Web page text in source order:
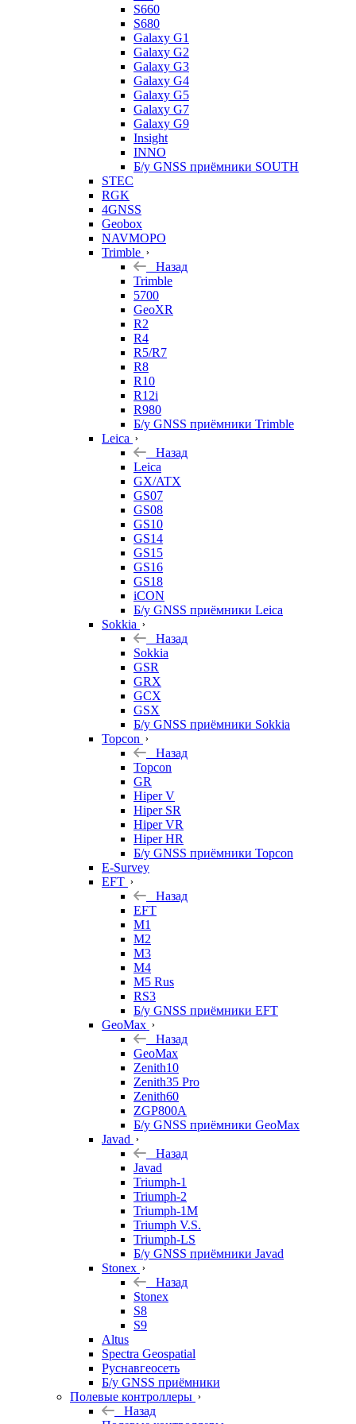
S660
S680
Galaxy G1
Galaxy G2
Galaxy G3
Galaxy G4
Galaxy G5
Galaxy G7
Galaxy G9
Insight
INNO
Б/у GNSS приёмники SOUTH
STEC
RGK
4GNSS
Geobox
NAVMOPO
Trimble
Назад
Trimble
5700
GeoXR
R2
R4
R5/R7
R8
R10
R12i
R980
Б/у GNSS приёмники Trimble
Leica
Назад
Leica
GX/ATX
GS07
GS08
GS10
GS14
GS15
GS16
GS18
iCON
Б/у GNSS приёмники Leica
Sokkia
Назад
Sokkia
GSR
GRX
GCX
GSX
Б/у GNSS приёмники Sokkia
Topcon
Назад
Topcon
GR
Hiper V
Hiper SR
Hiper VR
Hiper HR
Б/у GNSS приёмники Topcon
E-Survey
EFT
Назад
EFT
M1
M2
M3
M4
M5 Rus
RS3
Б/у GNSS приёмники EFT
GeoMax
Назад
GeoMax
Zenith10
Zenith35 Pro
Zenith60
ZGP800A
Б/у GNSS приёмники GeoMax
Javad
Назад
Javad
Triumph-1
Triumph-2
Triumph-1M
Triumph V.S.
Triumph-LS
Б/у GNSS приёмники Javad
Stonex
Назад
Stonex
S8
S9
Altus
Spectra Geospatial
Руснавгеосеть
Б/у GNSS приёмники
Полевые контроллеры
Назад